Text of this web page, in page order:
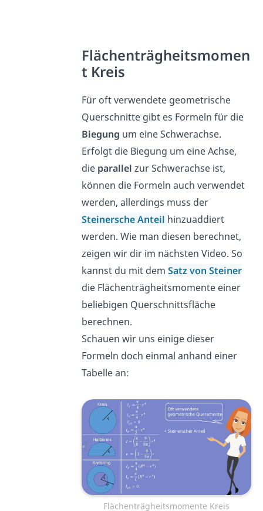
Flächenträgheitsmomen
t Kreis
Für oft verwendete geometrische
Querschnitte gibt es Formeln für die
Biegung um eine Schwerachse.
Erfolgt die Biegung um eine Achse,
die parallel zur Schwerachse ist,
können die Formeln auch verwendet
werden, allerdings muss der
Steinersche Anteil hinzuaddiert
werden. Wie man diesen berechnet,
zeigen wir dir im nächsten Video. So
kannst du mit dem Satz von Steiner
die Flächenträgheitsmomente einer
beliebigen Querschnittsfläche
berechnen.
Schauen wir uns einige dieser
Formeln doch einmal anhand einer
Tabelle an:
Flächenträgheitsmomente Kreis